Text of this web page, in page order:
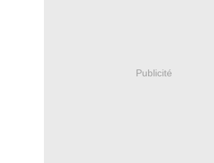
Publicité